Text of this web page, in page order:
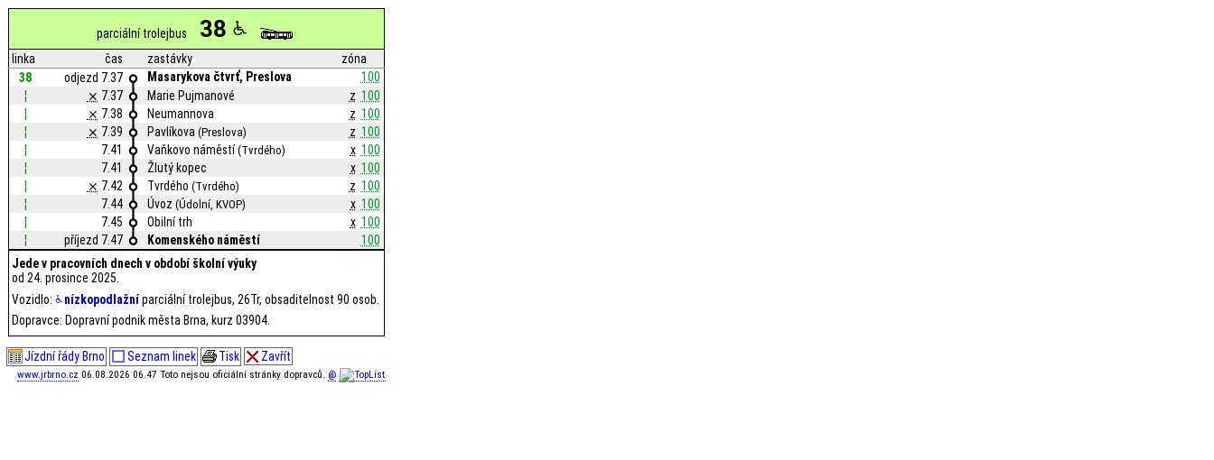
parciální trolejbus 38
linka čas zastávky
zóna
38
odjezd 7.37 Masarykova čtvrť, Preslova
100
¦
⨯ 7.37 Marie Pujmanové z 100
¦
⨯ 7.38 Neumannova z 100
¦
⨯ 7.39 Pavlíkova(Preslova) z 100
¦
7.41 Vaňkovo náměstí(Tvrdého) x 100
¦
7.41 Žlutý kopec x 100
¦
⨯ 7.42 Tvrdého(Tvrdého) z 100
¦
7.44 Úvoz(Údolní, KVOP) x 100
¦
7.45 Obilní trh x 100
¦
příjezd 7.47 Komenského náměstí
100
Jede v pracovních dnech v období školní výuky
od 24. prosince 2025.
Vozidlo: nízkopodlažníparciální trolejbus, 26Tr, obsaditelnost 90 osob.
Dopravce: Dopravní podnik města Brna, kurz 03904.
Jízdní řády Brno Seznam linek Tisk Zavřít
www.jrbrno.cz 06.08.2026 06.47 Toto nejsou oficiální stránky dopravců. @